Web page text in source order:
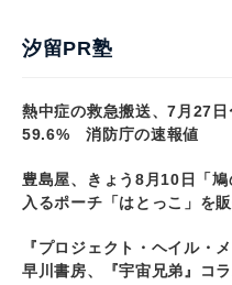
汐留PR塾
熱中症の救急搬送、7月27
59.6% 消防庁の速報値
豊島屋、きょう8月10日「
入るポーチ「はとっこ」を
『プロジェクト・ヘイル
早川書房、『宇宙兄弟』コ